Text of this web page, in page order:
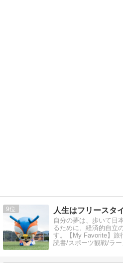
9
自分の夢は、歩いて日
るために、経済的自立
す。【My Favorite】旅
読書/スポーツ観戦/ラー